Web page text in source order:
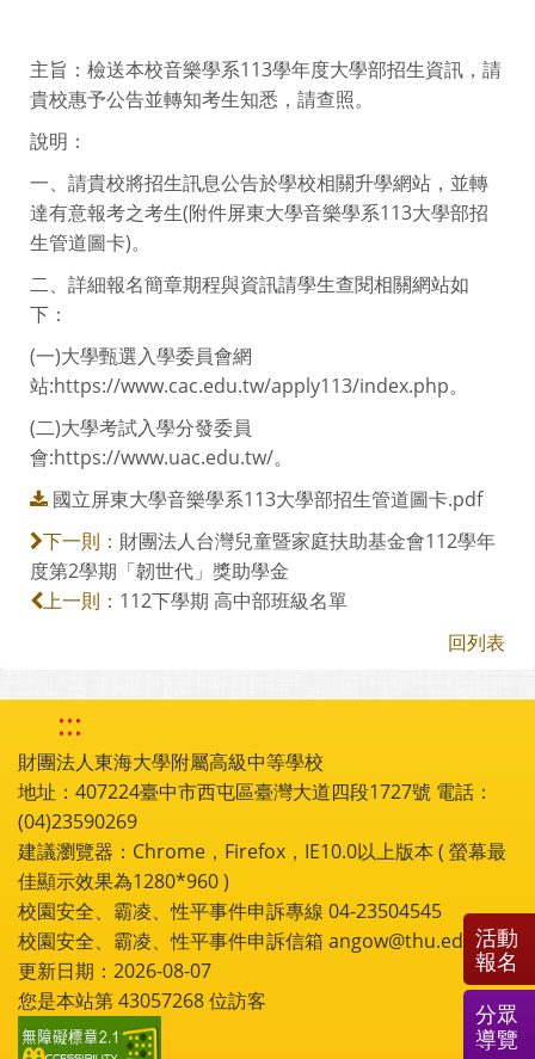
主旨：檢送本校音樂學系113學年度大學部招生資訊，請
貴校惠予公告並轉知考生知悉，請查照。
說明：
一、請貴校將招生訊息公告於學校相關升學網站，並轉
達有意報考之考生(附件屏東大學音樂學系113大學部招
生管道圖卡)。
二、詳細報名簡章期程與資訊請學生查閱相關網站如
下：
(一)大學甄選入學委員會網
站:https://www.cac.edu.tw/apply113/index.php。
(二)大學考試入學分發委員
會:https://www.uac.edu.tw/。
國立屏東大學音樂學系113大學部招生管道圖卡.pdf
下一則： 財團法人台灣兒童暨家庭扶助基金會112學年
度第2學期「韌世代」獎助學金
上一則： 112下學期 高中部班級名單
回列表
:::
財團法人東海大學附屬高級中等學校
地址：407224臺中市西屯區臺灣大道四段1727號 電話：
(04)23590269
建議瀏覽器：Chrome，Firefox，IE10.0以上版本 ( 螢幕最
佳顯示效果為1280*960 )
校園安全、霸凌、性平事件申訴專線 04-23504545
校園安全、霸凌、性平事件申訴信箱 angow@thu.edu.tw
更新日期：2026-08-07
您是本站第43057268位訪客
活動
報名
分眾
導覽